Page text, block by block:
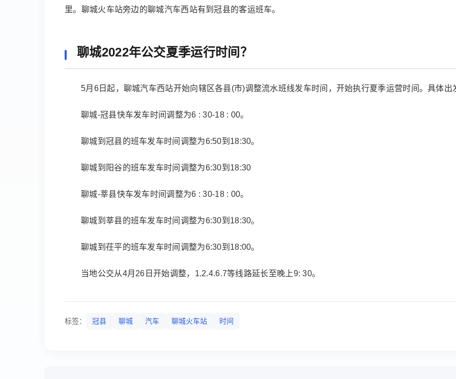
里。聊城火车站旁边的聊城汽车西站有到冠县的客运班车。
聊城2022年公交夏季运行时间？
5月6日起，聊城汽车西站开始向辖区各县(市)调整流水班线发车时间，开始执行夏季运营时间。具体出
聊城-冠县快车发车时间调整为6 : 30-18 : 00。
聊城到冠县的班车发车时间调整为6:50到18:30。
聊城到阳谷的班车发车时间调整为6:30到18:30
聊城-莘县快车发车时间调整为6 : 30-18 : 00。
聊城到莘县的班车发车时间调整为6:30到18:30。
聊城到茌平的班车发车时间调整为6:30到18:00。
当地公交从4月26日开始调整，1.2.4.6.7等线路延长至晚上9: 30。
标签： 冠县 聊城 汽车 聊城火车站 时间